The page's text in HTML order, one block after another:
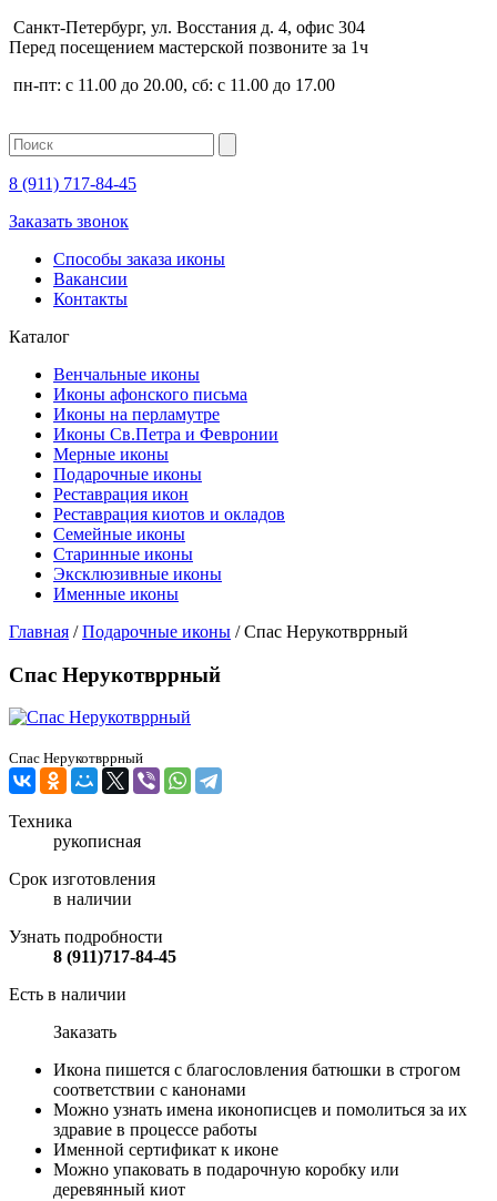
Санкт-Петербург, ул. Восстания д. 4, офис 304
Перед посещением мастерской позвоните за 1ч
пн-пт: с 11.00 до 20.00, сб: с 11.00 до 17.00
8 (911) 717-84-45
Заказать звонок
Способы заказа иконы
Вакансии
Контакты
Каталог
Венчальные иконы
Иконы афонского письма
Иконы на перламутре
Иконы Св.Петра и Февронии
Мерные иконы
Подарочные иконы
Реставрация икон
Реставрация киотов и окладов
Семейные иконы
Старинные иконы
Эксклюзивные иконы
Именные иконы
Главная /Подарочные иконы /Спас Нерукотвррный
Спас Нерукотвррный
Спас Нерукотвррный
Техника
рукописная
Срок изготовления
в наличии
Узнать подробности
8 (911)717-84-45
Есть в наличии
Заказать
Икона пишется с благословления батюшки в строгом
соответствии с канонами
Можно узнать имена иконописцев и помолиться за их
здравие в процессе работы
Именной сертификат к иконе
Можно упаковать в подарочную коробку или
деревянный киот